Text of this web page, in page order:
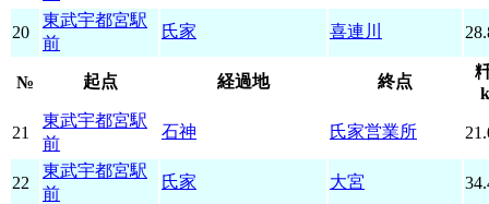
20
東武宇都宮駅
前
氏家 喜連川
№ 起点 経過地 終点
21
東武宇都宮駅
前
石神 氏家営業所
22
東武宇都宮駅
前
氏家 大宮